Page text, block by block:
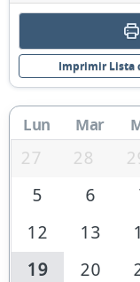
Imprimir Lista
Lun Mar
27 28
5
6
12
13
19
20